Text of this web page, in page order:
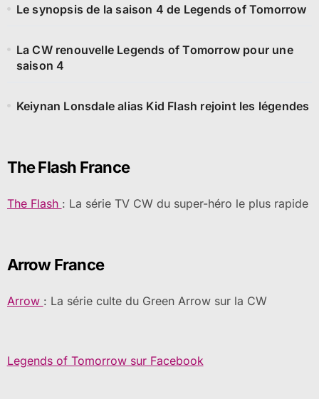
Le synopsis de la saison 4 de Legends of Tomorrow
La CW renouvelle Legends of Tomorrow pour une
saison 4
Keiynan Lonsdale alias Kid Flash rejoint les légendes
The Flash France
The Flash : La série TV CW du super-héro le plus rapide
Arrow France
Arrow : La série culte du Green Arrow sur la CW
Legends of Tomorrow sur Facebook